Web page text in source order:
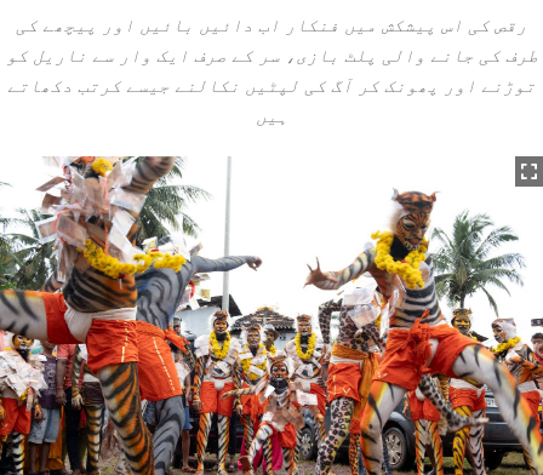
رقص کی اس پیشکش میں فنکار اب دائیں بائیں اور پیچھے کی
طرف کی جانے والی پلٹ بازی، سر کے صرف ایک وار سے ناریل کو
توڑنے اور پھونک کر آگ کی لپٹیں نکالنے جیسے کرتب دکھاتے
ہیں